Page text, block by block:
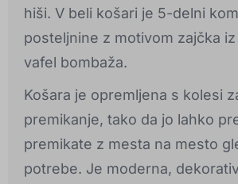
hiši. V beli košari je 5-delni
posteljnine z motivom zajčka
vafel bombaža.
Košara je opremljena s kolesi
premikanje, tako da jo lahko
premikate z mesta na mesto
potrebe. Je moderna,